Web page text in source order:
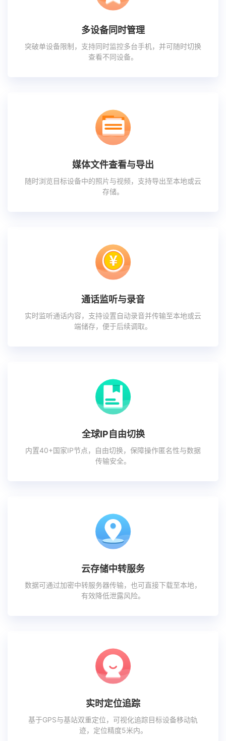
多设备同时管理
突破单设备限制，支持同时监控多台手机，并可随时切换
查看不同设备。
媒体文件查看与导出
随时浏览目标设备中的照片与视频，支持导出至本地或云
存储。
通话监听与录音
实时监听通话内容，支持设置自动录音并传输至本地或云
端储存，便于后续调取。
全球IP自由切换
内置40+国家IP节点，自由切换，保障操作匿名性与数据
传输安全。
云存储中转服务
数据可通过加密中转服务器传输，也可直接下载至本地，
有效降低泄露风险。
实时定位追踪
基于GPS与基站双重定位，可视化追踪目标设备移动轨
迹，定位精度5米内。